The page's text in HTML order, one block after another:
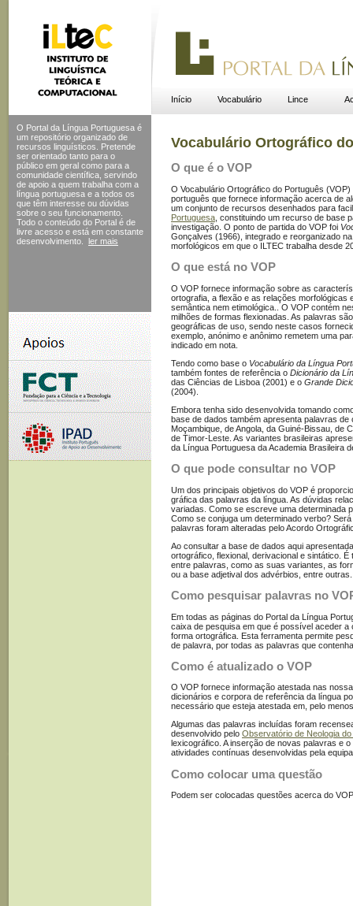
Início Vocabulário Lince
O Portal da Língua Portuguesa é
um repositório organizado de
recursos linguísticos. Pretende
ser orientado tanto para o
público em geral como para a
comunidade científica, servindo
de apoio a quem trabalha com a
língua portuguesa e a todos os
que têm interesse ou dúvidas
sobre o seu funcionamento.
Todo o conteúdo do Portal é de
livre acesso e está em constante
desenvolvimento.
ler mais
Vocabulário Ortográfico
O que é o VOP
O Vocabulário Ortográfico do Português
português que fornece informação acerca de
um conjunto de recursos desenhados para
Portuguesa , constituindo um recurso de base
investigação. O ponto de partida do VOP foi
Gonçalves (1966), integrado e reorganizado
morfológicos em que o ILTEC trabalha desde
O que está no VOP
O VOP fornece informação sobre as
ortografia, a flexão e as relações
semântica nem etimológica.. O VOP contém
milhões de formas flexionadas. As palavras
geográficas de uso, sendo neste casos
exemplo, anónimo e anônimo remetem uma
indicado em nota.
Tendo como base o Vocabulário da Língua
também fontes de referência o Dicionário da
das Ciências de Lisboa (2001) e o Grande
(2004).
Embora tenha sido desenvolvida tomando
base de dados também apresenta palavras
Moçambique, de Angola, da Guiné-Bissau, de
de Timor-Leste. As variantes brasileiras
da Língua Portuguesa da Academia Brasileira
O que pode consultar no VOP
Um dos principais objetivos do VOP é
gráfica das palavras da língua. As dúvidas
variadas. Como se escreve uma determinada
Como se conjuga um determinado verbo?
palavras foram alteradas pelo Acordo
Ao consultar a base de dados aqui
ortográfico, flexional, derivacional e sintático.
entre palavras, como as suas variantes, as
ou a base adjetival dos advérbios, entre outras.
Como pesquisar palavras no
Em todas as páginas do Portal da Língua
caixa de pesquisa em que é possível aceder
forma ortográfica. Esta ferramenta permite
de palavra, por todas as palavras que
Como é atualizado o VOP
O VOP fornece informação atestada nas
dicionários e corpora de referência da língua
necessário que esteja atestada em, pelo
Algumas das palavras incluídas foram
desenvolvido pelo Observatório de Neologia
lexicográfico. A inserção de novas palavras e
atividades contínuas desenvolvidas pela
Como colocar uma questão
Podem ser colocadas questões acerca do